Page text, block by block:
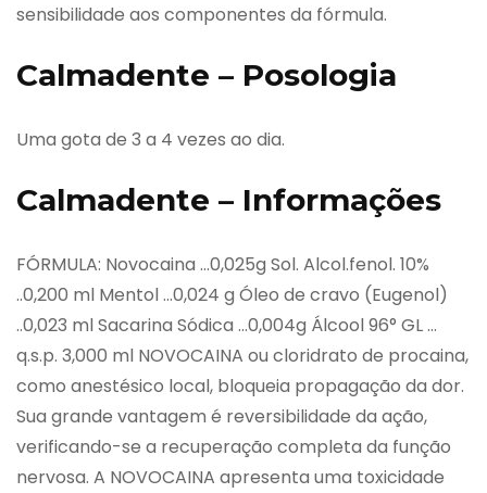
sensibilidade aos componentes da fórmula.
Calmadente – Posologia
Uma gota de 3 a 4 vezes ao dia.
Calmadente – Informações
FÓRMULA: Novocaina …0,025g Sol. Alcol.fenol. 10%
..0,200 ml Mentol …0,024 g Óleo de cravo (Eugenol)
..0,023 ml Sacarina Sódica …0,004g Álcool 96° GL …
q.s.p. 3,000 ml NOVOCAINA ou cloridrato de procaina,
como anestésico local, bloqueia propagação da dor.
Sua grande vantagem é reversibilidade da ação,
verificando-se a recuperação completa da função
nervosa. A NOVOCAINA apresenta uma toxicidade